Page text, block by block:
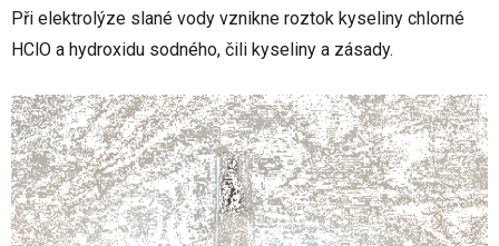
Při elektrolýze slané vody vznikne roztok kyseliny chlorné
HClO a hydroxidu sodného, čili kyseliny a zásady.